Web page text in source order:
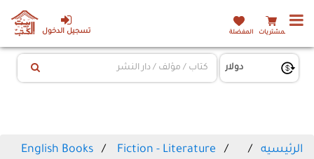
تسجيل الدخول المشتريات المفضلة
الرئيسيه English Books
Fiction - Literature